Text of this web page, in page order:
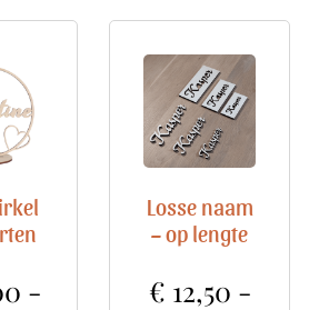
-
Losse naam
– op lengte
€ 12,50 -